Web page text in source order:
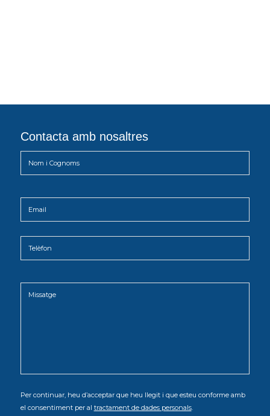
Contacta amb nosaltres
Per continuar, heu d’acceptar que heu llegit i que esteu conforme amb
el consentiment per al tractament de dades personals.